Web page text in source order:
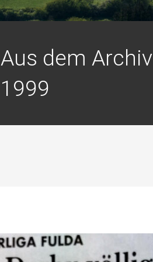
Aus dem Archiv
1999